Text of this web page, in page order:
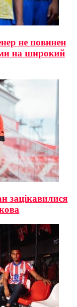
не повинен
на широкий
зацікавилися